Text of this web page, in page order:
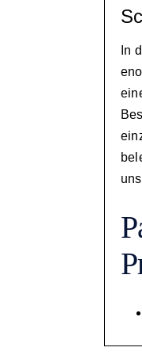
In